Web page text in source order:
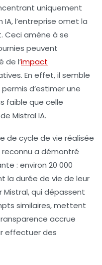
uniquement
IA, l’entreprise omet la
Ceci amène à se
peuvent
de l’impact
. En effet, il semble
d’estimer une
faible que celle
Mistral IA.
de cycle de vie réalisée
a démontré
: environ 20 000
la durée de vie de leur
Mistral, qui dépassent
similaires, mettent
accrue
effectuer des